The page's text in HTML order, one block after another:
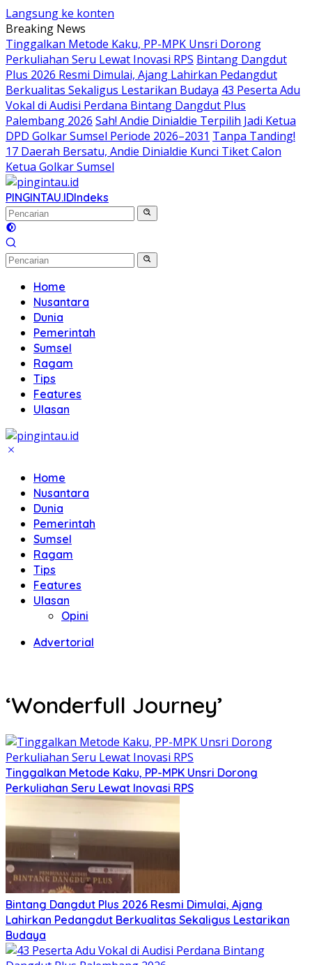
Langsung ke konten
Breaking News
Tinggalkan Metode Kaku, PP-MPK Unsri Dorong
Perkuliahan Seru Lewat Inovasi RPS Bintang Dangdut
Plus 2026 Resmi Dimulai, Ajang Lahirkan Pedangdut
Berkualitas Sekaligus Lestarikan Budaya 43 Peserta Adu
Vokal di Audisi Perdana Bintang Dangdut Plus
Palembang 2026 Sah! Andie Dinialdie Terpilih Jadi Ketua
DPD Golkar Sumsel Periode 2026–2031 Tanpa Tanding!
17 Daerah Bersatu, Andie Dinialdie Kunci Tiket Calon
Ketua Golkar Sumsel
PINGINTAU.IDIndeks
Home
Nusantara
Dunia
Pemerintah
Sumsel
Ragam
Tips
Features
Ulasan
Home
Nusantara
Dunia
Pemerintah
Sumsel
Ragam
Tips
Features
Ulasan
Opini
Advertorial
‘Wonderfull Journey’
Tinggalkan Metode Kaku, PP-MPK Unsri Dorong
Perkuliahan Seru Lewat Inovasi RPS
Bintang Dangdut Plus 2026 Resmi Dimulai, Ajang
Lahirkan Pedangdut Berkualitas Sekaligus Lestarikan
Budaya